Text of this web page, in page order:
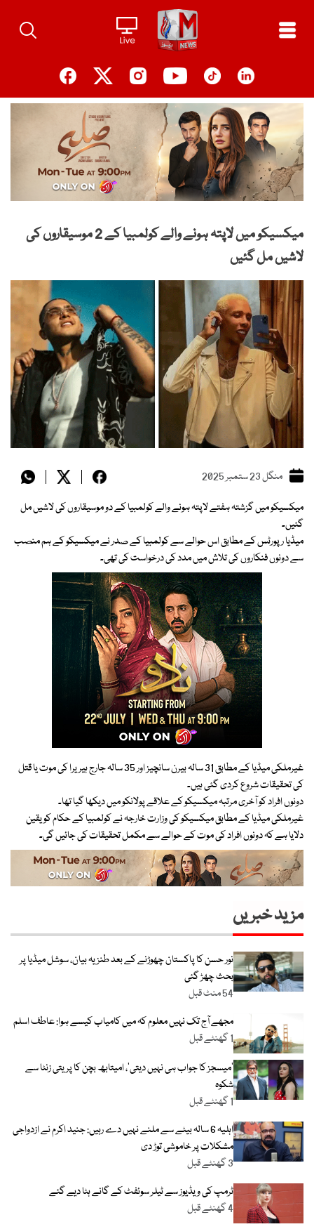
content
میکسیکو میں لاپتہ ہونے والے کولمبیا کے 2 موسیقاروں کی
لاشیں مل گئیں
منگل 23 ستمبر 2025
میکسیکو میں گزشتہ ہفتے لاپتہ ہونے والے کولمبیا کے دو موسیقاروں کی لاشیں مل
گئیں۔
میڈیا رپورٹس کے مطابق اس حوالے سے کولمبیا کے صدر نے میکسیکو کے ہم منصب
سے دونوں فنکاروں کی تلاش میں مدد کی درخواست کی تھی۔
غیرملکی میڈیا کے مطابق 31 سالہ بیرن سانچیز اور 35 سالہ جارج ہیریرا کی موت یا قتل
کی تحقیقات شروع کردی گئی ہیں۔
دونوں افراد کو آخری مرتبہ میکسیکو کے علاقے پولانکو میں دیکھا گیا تھا۔
غیرملکی میڈیا کے مطابق میکسیکو کی وزارت خارجہ نے کولمبیا کے حکام کو یقین
دلایا ہے کہ دونوں افراد کی موت کے حوالے سے مکمل تحقیقات کی جائیں گی۔
مزید خبریں
نور حسن کا پاکستان چھوڑنے کے بعد طنزیہ بیان، سوشل میڈیا پر
بحث چھڑ گئی
54 منٹ قبل
مجھے آج تک نہیں معلوم کہ میں کامیاب کیسے ہوا: عاطف اسلم
1 گھنٹے قبل
’میسجز کا جواب ہی نہیں دیتی‘، امیتابھ بچن کا پریتی زنٹا سے
شکوہ
1 گھنٹے قبل
اہلیہ 6 سالہ بیٹے سے ملنے نہیں دے رہیں: جنید اکرم نے ازدواجی
مشکلات پر خاموشی توڑ دی
3 گھنٹے قبل
ٹرمپ کی ویڈیوز سے ٹیلر سوئفٹ کے گانے ہٹا دیے گئے
4 گھنٹے قبل